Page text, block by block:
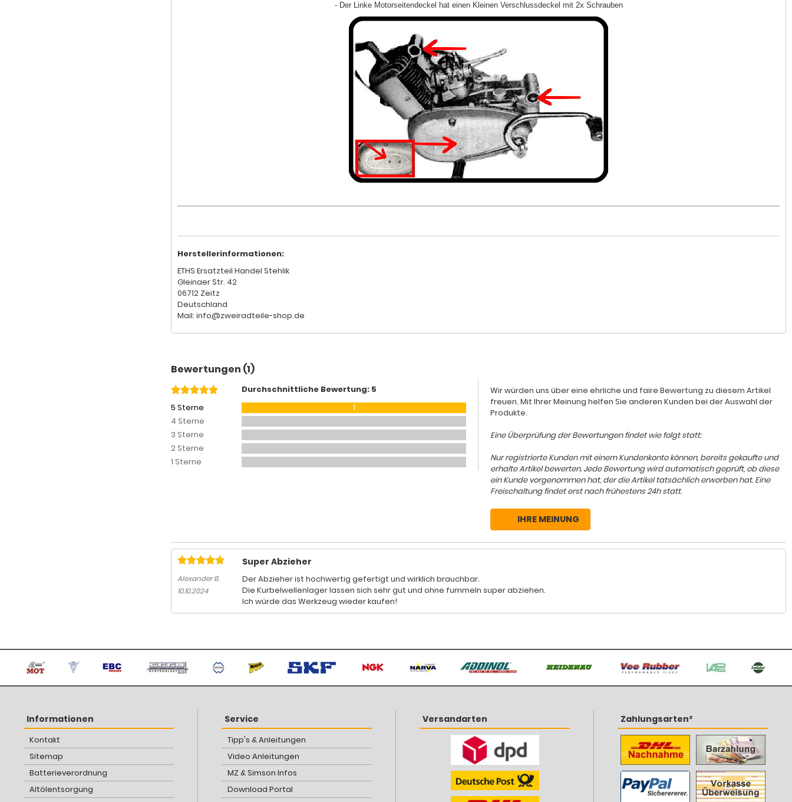
- Der Linke Motorseitendeckel hat einen Kleinen Verschlussdeckel mit 2x Schrauben
Herstellerinformationen:
ETHS Ersatzteil Handel Stehlik
Gleinaer Str. 42
06712 Zeitz
Deutschland
Mail: info@zweiradteile-shop.de
Bewertungen (1)
Durchschnittliche Bewertung: 5
5 Sterne
1
4 Sterne
3 Sterne
2 Sterne
1 Sterne
Wir würden uns über eine ehrliche und faire Bewertung zu diesem Artikel
freuen. Mit Ihrer Meinung helfen Sie anderen Kunden bei der Auswahl der
Produkte.
Eine Überprüfung der Bewertungen findet wie folgt statt:
Nur registrierte Kunden mit einem Kundenkonto können, bereits gekaufte und
erhalte Artikel bewerten. Jede Bewertung wird automatisch geprüft, ob diese
ein Kunde vorgenommen hat, der die Artikel tatsächlich erworben hat. Eine
Freischaltung findet erst nach frühestens 24h statt.
IHRE MEINUNG
Alexander B.
10.10.2024
Super Abzieher
Der Abzieher ist hochwertig gefertigt und wirklich brauchbar.
Die Kurbelwellenlager lassen sich sehr gut und ohne fummeln super abziehen.
Ich würde das Werkzeug wieder kaufen!
Informationen
Kontakt
Sitemap
Batterieverordnung
Altölentsorgung
Service
Tipp's & Anleitungen
Video Anleitungen
MZ & Simson Infos
Download Portal
Versandarten Zahlungsarten²